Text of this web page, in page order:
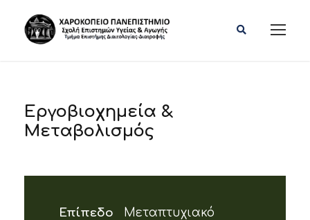
Εργοβιοχημεία &
Μεταβολισμός
Επίπεδο
Μεταπτυχιακό